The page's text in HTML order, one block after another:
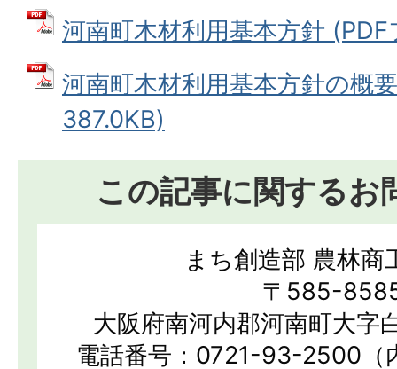
河南町木材利用基本方針
河南町木材利用基本方針の概
387.0KB)
この記事に関するお
まち創造部 農林商
〒585-
大阪府南河内郡河南町大字
電話番号：0721-93-2500（